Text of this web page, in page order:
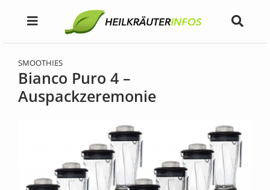
SMOOTHIES
Bianco Puro 4 –
Auspackzeremonie